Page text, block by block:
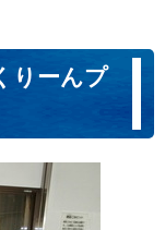
りーんプ